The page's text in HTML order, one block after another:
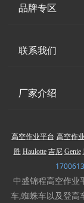
品牌专区
联系我们
厂家介绍
高空作业平台 高空作
胜 Haulotte 吉尼 Genie
中盛锦程高空作业
车,蜘蛛车以及登高